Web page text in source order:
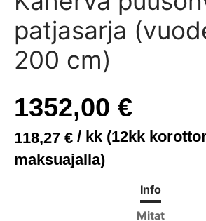
patjasarja
200 cm)
1352,00 €
118,27 € / kk (12kk
maksuajalla)
Info
Mitat
S ja M
kehikot
ja peitteet
ja pöydät